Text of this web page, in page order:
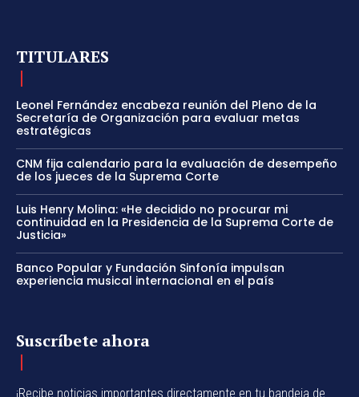
TITULARES
Leonel Fernández encabeza reunión del Pleno de la
Secretaría de Organización para evaluar metas
estratégicas
CNM fija calendario para la evaluación de desempeño
de los jueces de la Suprema Corte
Luis Henry Molina: «He decidido no procurar mi
continuidad en la Presidencia de la Suprema Corte de
Justicia»
Banco Popular y Fundación Sinfonía impulsan
experiencia musical internacional en el país
Suscríbete ahora
¡Recibe noticias importantes directamente en tu bandeja de